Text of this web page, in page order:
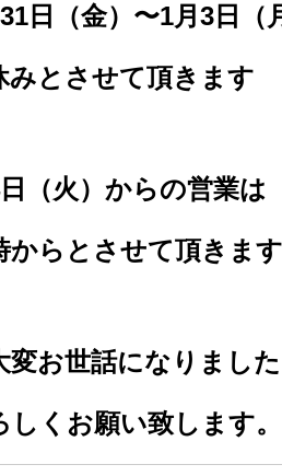
日（金）〜1月3日（
みとさせて頂きます
（火）からの営業は
からとさせて頂きます
変お世話になりました
しくお願い致します。